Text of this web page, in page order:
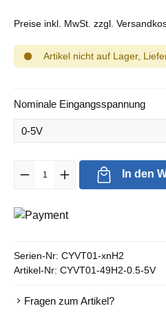
Preise inkl. MwSt. zzgl.
Artikel nicht auf Lager,
Nominale Eingangsspannung
Produkt Anzahl: Gib den
In den
Serien-Nr: CYVT01-xnH2
Artikel-Nr: CYVT01-49H2-0.5-5V
Fragen zum Artikel?